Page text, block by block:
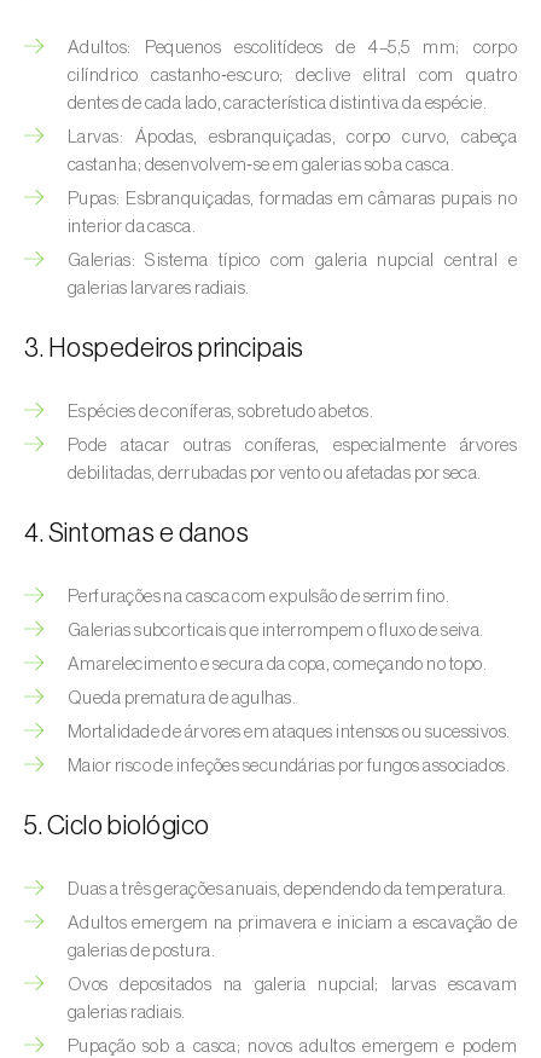
Afídeo-lanígero-das-macieiras (Eriosoma
lanigerum
Afídeo-negro-do-feijão (Aphis fabae)
Afídeo-negro-do-pessegueiro
Brachycaudus persicae
Afídeo-verde ( Myzus persicae
Afídeo-verde-da-ameixeira (
helichrysi)
Afídeo-verde-da-amendoeira
(
Brachycaudus amygdalinus )
Afídeos
Alfinetes ( Agriotes spp.
Aranhiço-vermelho (Tetranychus urticae)
Bichado-da-ameixeira (
funebrana
Bichado-da-castanha-do-cedo (Pammene
fasciana)
Bichado-da-castanha-do-tarde (
splendana)
Adultos: Pequenos escolitídeos de 4–5,5 mm; corpo
cilíndrico castanho‑escuro; declive elitral com quatro
dentes de cada lado, característica distintiva da espécie.
Larvas: Ápodas, esbranquiçadas, corpo curvo, cabeça
castanha; desenvolvem‑se em galerias sob a casca.
Pupas: Esbranquiçadas, formadas em câmaras pupais no
interior da casca.
Galerias: Sistema típico com galeria nupcial central e
galerias larvares radiais.
3. Hospedeiros principais
Espécies de coníferas, sobretudo abetos.
Pode atacar outras coníferas, especialmente árvores
debilitadas, derrubadas por vento ou afetadas por seca.
4. Sintomas e danos
Perfurações na casca com expulsão de serrim fino.
Galerias subcorticais que interrompem o fluxo de seiva.
Amarelecimento e secura da copa, começando no topo.
Queda prematura de agulhas.
Mortalidade de árvores em ataques intensos ou sucessivos.
Maior risco de infeções secundárias por fungos associados.
5. Ciclo biológico
Duas a três gerações anuais, dependendo da temperatura.
Adultos emergem na primavera e iniciam a escavação de
galerias de postura.
Ovos depositados na galeria nupcial; larvas escavam
galerias radiais.
Pupação sob a casca; novos adultos emergem e podem